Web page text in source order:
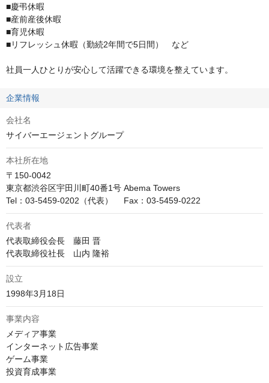
■慶弔休暇
■産前産後休暇
■育児休暇
■リフレッシュ休暇（勤続2年間で5日間）　など
社員一人ひとりが安心して活躍できる環境を整えています。
企業情報
会社名
サイバーエージェントグループ
本社所在地
〒150-0042
東京都渋谷区宇田川町40番1号 Abema Towers
Tel：03-5459-0202（代表）　 Fax：03-5459-0222
代表者
代表取締役会長　藤田 晋
代表取締役社長　山内 隆裕
設立
1998年3月18日
事業内容
メディア事業
インターネット広告事業
ゲーム事業
投資育成事業